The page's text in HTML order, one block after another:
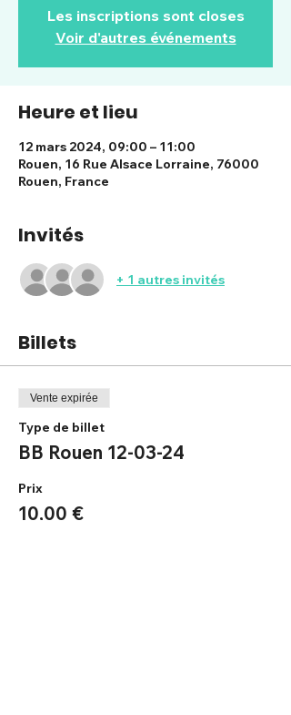
Les inscriptions sont closes
Voir d'autres événements
Heure et lieu
12 mars 2024, 09:00 – 11:00
Rouen, 16 Rue Alsace Lorraine, 76000
Rouen, France
Invités
+ 1 autres invités
Billets
Vente expirée
Type de billet
BB Rouen 12-03-24
Prix
10,00 €